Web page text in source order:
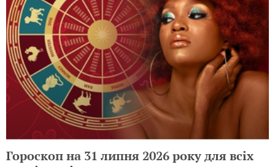
Гороскоп на 31 липня 2026 року для всіх